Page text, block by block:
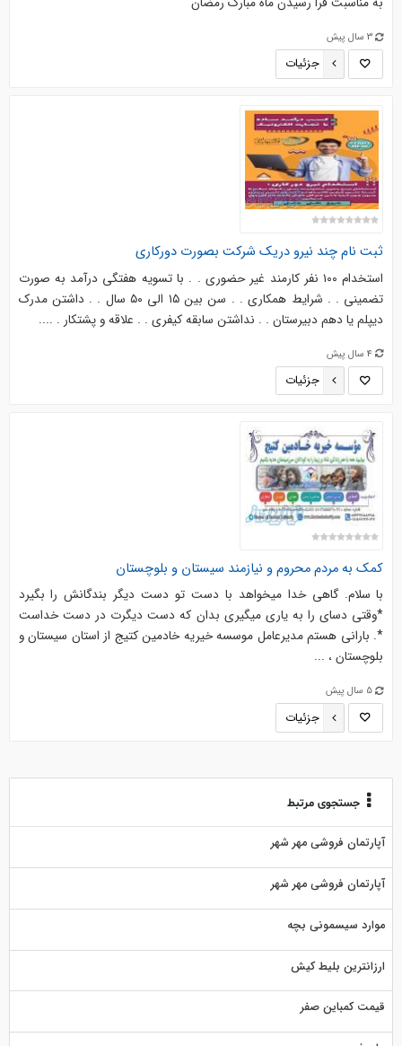
3 سال پیش
جزئیات
ثبت نام چند نیرو دریک شرکت بصورت دورکاری
استخدام ۱۰۰ نفر کارمند غیر حضوری . . با تسویه هفتگی درآمد به صورت
تضمینی . . شرایط همکاری . . سن بین ۱۵ الی ۵۰ سال . . داشتن مدرک
دیپلم یا دهم دبیرستان . . نداشتن سابقه کیفری . . علاقه و پشتکار . ....
4 سال پیش
جزئیات
کمک به مردم محروم و نیازمند سیستان و بلوچستان
با سلام. گاهی خدا میخواهد با دست تو دست دیگر بندگانش را بگیرد
*وقتی دسای را به یاری میگیری بدان که دست دیگرت در دست خداست
*. بارانی هستم مدیرعامل موسسه خیریه خادمین کتیج از استان سیستان و
بلوچستان ، ...
5 سال پیش
جزئیات
جستجوی مرتبط
آپارتمان فروشی مهر شهر
آپارتمان فروشی مهر شهر
موارد سیسمونی بچه
ارزانترین بلیط کیش
قیمت کمباین صفر